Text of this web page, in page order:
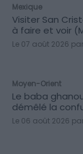
Mexique
Visiter San
à faire et voir
Le 07 août 2026
Moyen-Orient
Le baba
démêlé la
Le 06 août 2026